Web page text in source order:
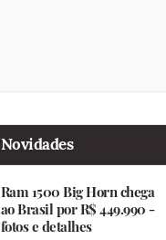
Novidades
Ram 1500 Big Horn chega
ao Brasil por R$ 449.990 -
fotos e detalhes